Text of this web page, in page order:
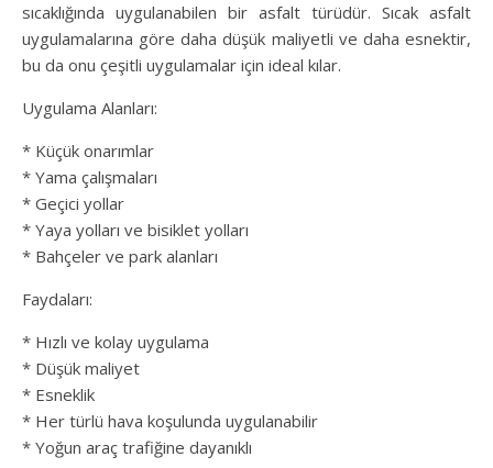
sıcaklığında uygulanabilen bir asfalt türüdür. Sıcak asfalt
uygulamalarına göre daha düşük maliyetli ve daha esnektir,
bu da onu çeşitli uygulamalar için ideal kılar.
Uygulama Alanları:
* Küçük onarımlar
* Yama çalışmaları
* Geçici yollar
* Yaya yolları ve bisiklet yolları
* Bahçeler ve park alanları
Faydaları:
* Hızlı ve kolay uygulama
* Düşük maliyet
* Esneklik
* Her türlü hava koşulunda uygulanabilir
* Yoğun araç trafiğine dayanıklı